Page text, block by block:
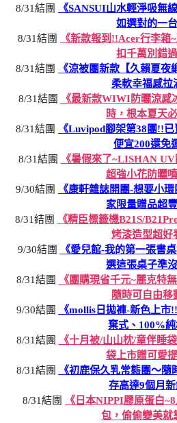
8/31結團
《SANSUI山水輕淨吸無
如選對的一台
8/31結團
《新款報到!!Acer行李箱
扣千萬別錯過
8/31結團
《涼被團新款【久賴夏
柔軟幸福感拉
8/31結團
《最新款WIWI防曬涼感
時，根本夏天
8/31結團
《Luvipod腳架第38團!!
便宜200還免
8/31結團
《暑假來了~LISHAN
超強小花防曬
9/30結團
《康軒雜誌開團-想要小
家限量贈品超
8/31結團
《精臣標籤機B21S/
烤漆造型超好
9/30結團
《愛兒館-我的第一張書
選這張桌子準
8/31結團
《團購現省千元~麗克特
隨時可自由移
9/30結團
《mollis日拋褲-新色上
棄式、100%
8/31結團
《十月被/山山枕/童伴睡
袋上市贈可愛
8/31結團
《初鹿保久乳常態團～
存高達9個月
8/31結團
《日本NIPPI膠原蛋白
包，偷偷變美就